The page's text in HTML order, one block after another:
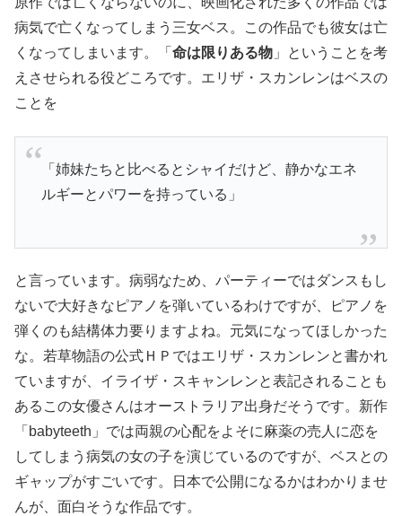
病気で亡くなってしまう三女ベス。この作品でも彼女は亡
くなってしまいます。「 命は限りある物 」ということを考
えさせられる役どころです。エリザ・スカンレンはベスの
ことを
「姉妹たちと比べるとシャイだけど、静かなエネ
ルギーとパワーを持っている」
と言っています。病弱なため、パーティーではダンスもし
ないで大好きなピアノを弾いているわけですが、ピアノを
弾くのも結構体力要りますよね。元気になってほしかった
な。若草物語の公式ＨＰではエリザ・スカンレンと書かれ
ていますが、イライザ・スキャンレンと表記されることも
あるこの女優さんはオーストラリア出身だそうです。新作
「babyteeth」では両親の心配をよそに麻薬の売人に恋を
してしまう病気の女の子を演じているのですが、ベスとの
ギャップがすごいです。日本で公開になるかはわかりませ
んが、面白そうな作品です。